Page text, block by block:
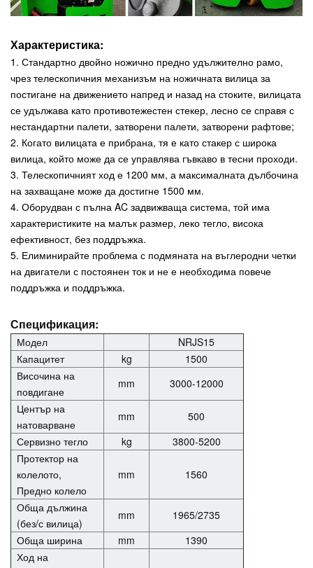
Характеристика:
1. Стандартно двойно ножично предно удължително рамо,
чрез телескопичния механизъм на ножичната вилица за
постигане на движението напред и назад на стоките, вилицата
се удължава като противотежестен стекер, лесно се справя с
нестандартни палети, затворени палети, затворени рафтове;
2. Когато вилицата е прибрана, тя е като стакер с широка
вилица, който може да се управлява гъвкаво в тесни проходи.
3. Телескопичният ход е 1200 мм, а максималната дълбочина
на захващане може да достигне 1500 мм.
4. Оборудван с пълна AC задвижваща система, той има
характеристиките на малък размер, леко тегло, висока
ефективност, без поддръжка.
5. Елиминирайте проблема с подмяната на въглеродни четки
на двигатели с постоянен ток и не е необходима повече
поддръжка и поддръжка.
Спецификация:
Модел
NRJS15
Капацитет
kg
1500
Височина на
повдигане
mm
3000-12000
Център на
натоварване
mm
500
Сервизно тегло
kg
3800-5200
Протектор на
колелото,
Предно колело
mm 1560
Обща дължина
(без/с вилица)
mm
1965/2735
Обща ширина
mm
1390
Ход на